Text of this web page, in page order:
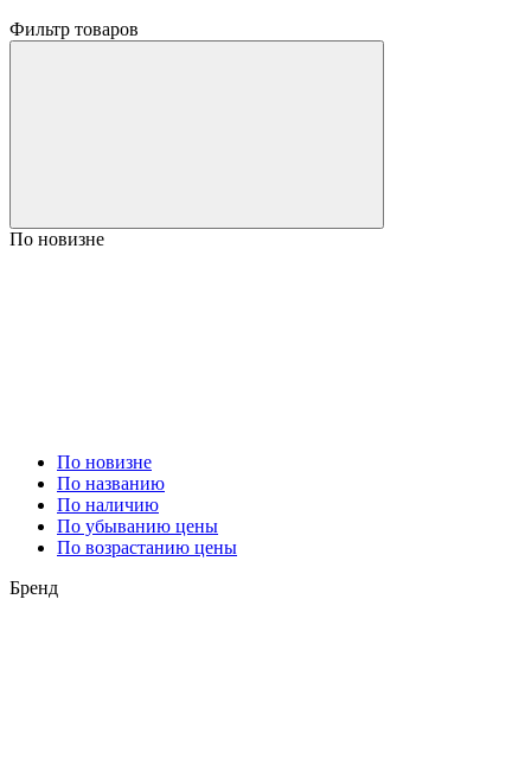
Фильтр товаров
По новизне
По новизне
По названию
По наличию
По убыванию цены
По возрастанию цены
Бренд